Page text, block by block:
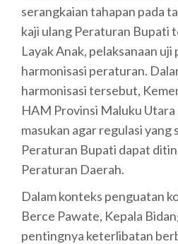
serangkaian tahapan pada
kaji ulang Peraturan Bupati
Layak Anak, pelaksanaan
harmonisasi peraturan.
harmonisasi tersebut,
HAM Provinsi Maluku
masukan agar regulasi
Peraturan Bupati dapat
Peraturan Daerah.
Dalam konteks penguatan
Berce Pawate, Kepala
pentingnya keterlibatan